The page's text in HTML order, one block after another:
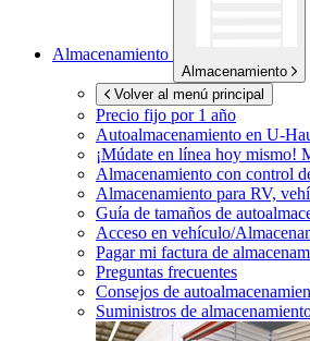
Almacenamiento
Almacenamiento
Volver al menú principal
Precio fijo por 1 año
Autoalmacenamiento en U-
¡Múdate en línea hoy mismo!
Almacenamiento con control
Almacenamiento para RV,
Guía de tamaños de
Acceso en vehículo/
Pagar mi factura de
Preguntas frecuentes
Consejos de
Suministros de